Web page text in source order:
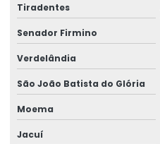
Tiradentes
Senador Firmino
Verdelândia
São João Batista do Glória
Moema
Jacuí